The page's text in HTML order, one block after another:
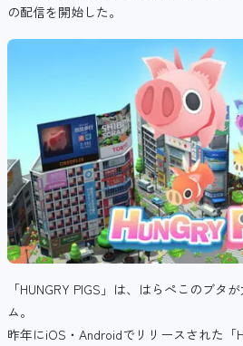
の配信を開始した。
「HUNGRY PIGS」は、はらぺこのブタ
ム。
昨年にiOS・Androidでリリースされた「